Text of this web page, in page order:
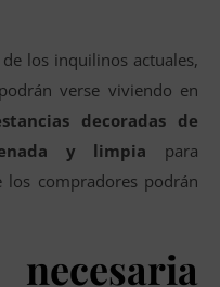
los inquilinos actuales,
verse viviendo en
decoradas de
y limpia para
compradores podrán